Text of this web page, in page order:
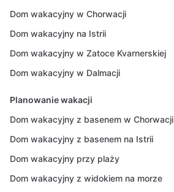
Dom wakacyjny w Chorwacji
Dom wakacyjny na Istrii
Dom wakacyjny w Zatoce Kvarnerskiej
Dom wakacyjny w Dalmacji
Planowanie wakacji
Dom wakacyjny z basenem w Chorwacji
Dom wakacyjny z basenem na Istrii
Dom wakacyjny przy plaży
Dom wakacyjny z widokiem na morze